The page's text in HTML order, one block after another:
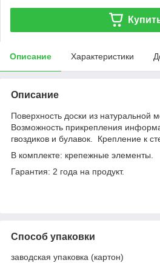
Описание Характеристики
Описание
Поверхность доски из натуральной
Возможность прикрепления
гвоздиков и булавок. Крепление к
В комплекте: крепежные элементы.
Гарантия: 2 года на продукт.
Способ упаковки
заводская упаковка (картон)